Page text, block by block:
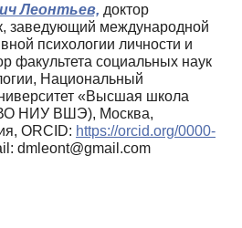
Леонтьев, доктор
заведующий международной
психологии личности и
факультета социальных наук
Национальный
«Высшая школа
НИУ ВШЭ), Москва,
ORCID: https://orcid.org/0000-
dmleont@gmail.com